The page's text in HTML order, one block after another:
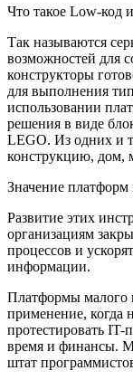
Что такое Low-код
Так называются
возможностей для
конструкторы
для выполнения
использовании
решения в виде
LEGO. Из одних и
конструкцию, дом,
Значение
Развитие этих
организациям
процессов и
информации.
Платформы малого
применение, когда
протестировать
время и финансы.
штат